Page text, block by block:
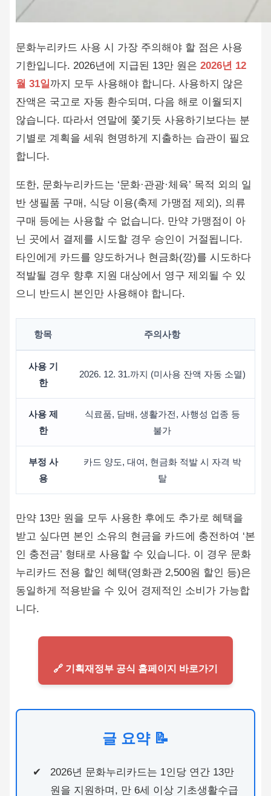
문화누리카드 사용 시 가장 주의해야 할 점은 사용
기한입니다. 2026년에 지급된 13만 원은 2026년 12
월 31일 까지 모두 사용해야 합니다. 사용하지 않은
잔액은 국고로 자동 환수되며, 다음 해로 이월되지
않습니다. 따라서 연말에 쫓기듯 사용하기보다는 분
기별로 계획을 세워 현명하게 지출하는 습관이 필요
합니다.
또한, 문화누리카드는 ‘문화·관광·체육’ 목적 외의 일
반 생필품 구매, 식당 이용(축제 가맹점 제외), 의류
구매 등에는 사용할 수 없습니다. 만약 가맹점이 아
닌 곳에서 결제를 시도할 경우 승인이 거절됩니다.
타인에게 카드를 양도하거나 현금화(깡)를 시도하다
적발될 경우 향후 지원 대상에서 영구 제외될 수 있
으니 반드시 본인만 사용해야 합니다.
항목 주의사항
사용 기
한
2026. 12. 31.까지 (미사용 잔액 자동 소멸)
사용 제
한
식료품, 담배, 생활가전, 사행성 업종 등
불가
부정 사
용
카드 양도, 대여, 현금화 적발 시 자격 박
탈
만약 13만 원을 모두 사용한 후에도 추가로 혜택을
받고 싶다면 본인 소유의 현금을 카드에 충전하여 ‘본
인 충전금’ 형태로 사용할 수 있습니다. 이 경우 문화
누리카드 전용 할인 혜택(영화관 2,500원 할인 등)은
동일하게 적용받을 수 있어 경제적인 소비가 가능합
니다.
🔗 기획재정부 공식 홈페이지 바로가기
글 요약 📝
2026년 문화누리카드는 1인당 연간 13만
원을 지원하며, 만 6세 이상 기초생활수급